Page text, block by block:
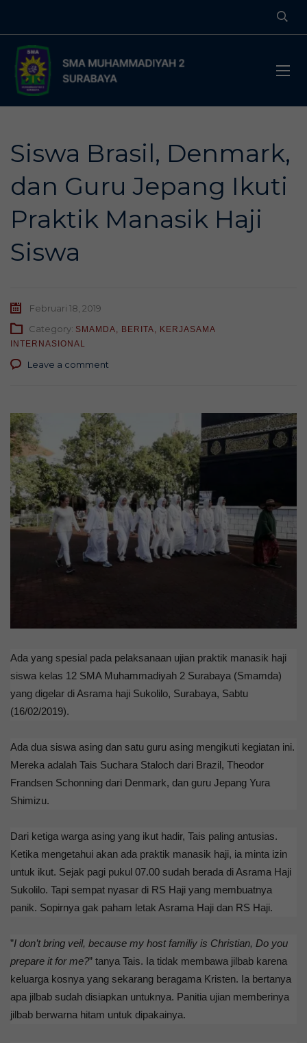
Siswa Brasil, Denmark,
dan Guru Jepang Ikuti
Praktik Manasik Haji
Siswa
Februari 18, 2019
Category: SMAMDA, BERITA, KERJASAMA
INTERNASIONAL
Leave a comment
Ada yang spesial pada pelaksanaan ujian praktik manasik haji
siswa kelas 12 SMA Muhammadiyah 2 Surabaya (Smamda)
yang digelar di Asrama haji Sukolilo, Surabaya, Sabtu
(16/02/2019).
Ada dua siswa asing dan satu guru asing mengikuti kegiatan ini.
Mereka adalah Tais Suchara Staloch dari Brazil, Theodor
Frandsen Schonning dari Denmark, dan guru Jepang Yura
Shimizu.
Dari ketiga warga asing yang ikut hadir, Tais paling antusias.
Ketika mengetahui akan ada praktik manasik haji, ia minta izin
untuk ikut. Sejak pagi pukul 07.00 sudah berada di Asrama Haji
Sukolilo. Tapi sempat nyasar di RS Haji yang membuatnya
panik. Sopirnya gak paham letak Asrama Haji dan RS Haji.
”I don’t bring veil, because my host familiy is Christian, Do you
prepare it for me?” tanya Tais. Ia tidak membawa jilbab karena
keluarga kosnya yang sekarang beragama Kristen. Ia bertanya
apa jilbab sudah disiapkan untuknya. Panitia ujian memberinya
jilbab berwarna hitam untuk dipakainya.